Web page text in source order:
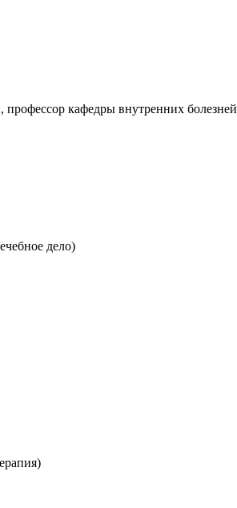
кафедры внутренних болезней
дело)